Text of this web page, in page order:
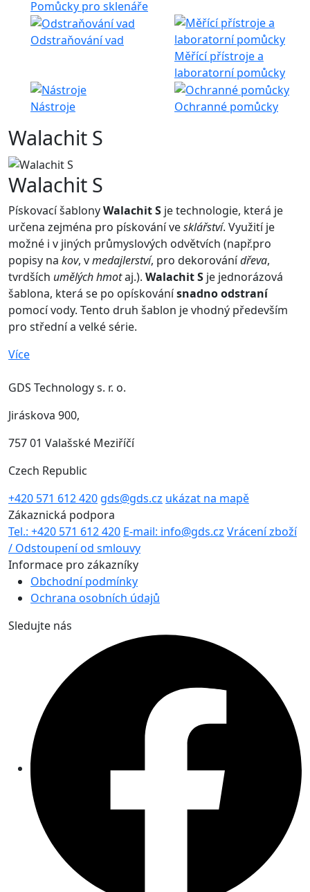
Pomůcky pro sklenáře
Odstraňování vad
Měřící přístroje a
laboratorní pomůcky
Nástroje Ochranné pomůcky
Walachit S
Walachit S
Pískovací šablonyWalachit S je technologie, která je
určena zejména pro pískování vesklářství. Využití je
možné i v jiných průmyslových odvětvích (např.pro
popisy na kov, vmedajlerství, pro dekorovánídřeva,
tvrdších umělých hmotaj.). Walachit S je jednorázová
šablona, která se po opískovánísnadno odstraní
pomocí vody. Tento druh šablon je vhodný především
pro střední a velké série.
Více
GDS Technology s. r. o.
Jiráskova 900,
757 01 Valašské Meziříčí
Czech Republic
+420 571 612 420 gds@gds.cz ukázat na mapě
Zákaznická podpora
Tel.: +420 571 612 420 E-mail: info@gds.cz Vrácení zboží
/ Odstoupení od smlouvy
Informace pro zákazníky
Obchodní podmínky
Ochrana osobních údajů
Sledujte nás